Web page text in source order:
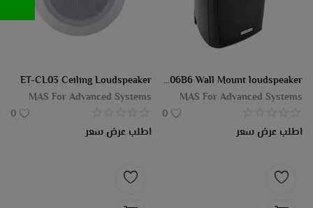
قائمة الرغبات
مدونة
يسجل
موقع
EGP (£)
EWS-206B6 Wall Mount loudspeaker
MAS For Advanced Systems
0
اطلب عرض سعر
ET-CL03 Ceiling Loudspeaker
MAS For Advanced Systems
0
اطلب عرض سعر